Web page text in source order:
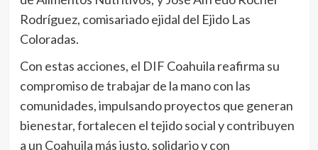
Rodríguez, comisariado ejidal del Ejido Las
Coloradas.
Con estas acciones, el DIF Coahuila reafirma su
compromiso de trabajar de la mano con las
comunidades, impulsando proyectos que generan
bienestar, fortalecen el tejido social y contribuyen
a un Coahuila más justo, solidario y con